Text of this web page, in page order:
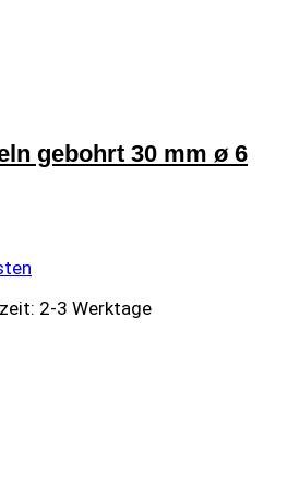
gebohrt 30 mm ø 6
2-3 Werktage